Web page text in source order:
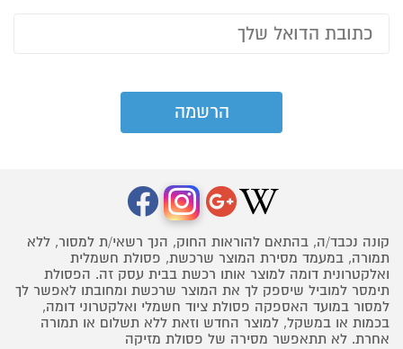
קונה נכבד/ה, בהתאם להוראות החוק, הנך רשאי/ת למסור, ללא
תמורה, במעמד מסירת המוצר שרכשת, פסולת חשמלית
ואלקטרונית דומה למוצר אותו רכשת בבית עסק זה. הפסולת
תימסר למוביל שיספק לך את המוצר שרכשת ומחובתו לאפשר לך
למסור במועד האספקה פסולת ציוד חשמלי ואלקטרוני דומה,
בכמות או במשקל, למוצר החדש וזאת ללא תשלום או תמורה
אחרת. לא תתאפשר מסירה של פסולת מזיקה